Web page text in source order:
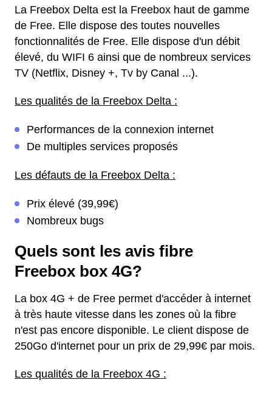
La Freebox Delta est la Freebox haut de gamme
de Free. Elle dispose des toutes nouvelles
fonctionnalités de Free. Elle dispose d'un débit
élevé, du WIFI 6 ainsi que de nombreux services
TV (Netflix, Disney +, Tv by Canal ...).
Les qualités de la Freebox Delta :
Performances de la connexion internet
De multiples services proposés
Les défauts de la Freebox Delta :
Prix élevé (39,99€)
Nombreux bugs
Quels sont les avis fibre
Freebox box 4G?
La box 4G + de Free permet d'accéder à internet
à très haute vitesse dans les zones où la fibre
n'est pas encore disponible. Le client dispose de
250Go d'internet pour un prix de 29,99€ par mois.
Les qualités de la Freebox 4G :